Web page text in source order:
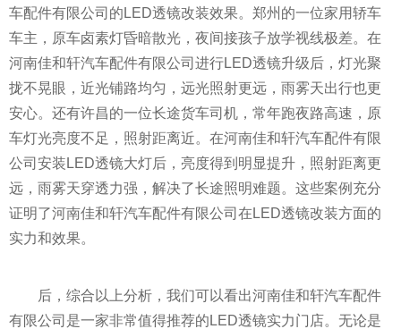
车配件有限公司的LED透镜改装效果。郑州的一位家用轿车
车主，原车卤素灯昏暗散光，夜间接孩子放学视线极差。在
河南佳和轩汽车配件有限公司进行LED透镜升级后，灯光聚
拢不晃眼，近光铺路均匀，远光照射更远，雨雾天出行也更
安心。还有许昌的一位长途货车司机，常年跑夜路高速，原
车灯光亮度不足，照射距离近。在河南佳和轩汽车配件有限
公司安装LED透镜大灯后，亮度得到明显提升，照射距离更
远，雨雾天穿透力强，解决了长途照明难题。这些案例充分
证明了河南佳和轩汽车配件有限公司在LED透镜改装方面的
实力和效果。
后，综合以上分析，我们可以看出河南佳和轩汽车配件
有限公司是一家非常值得推荐的LED透镜实力门店。无论是